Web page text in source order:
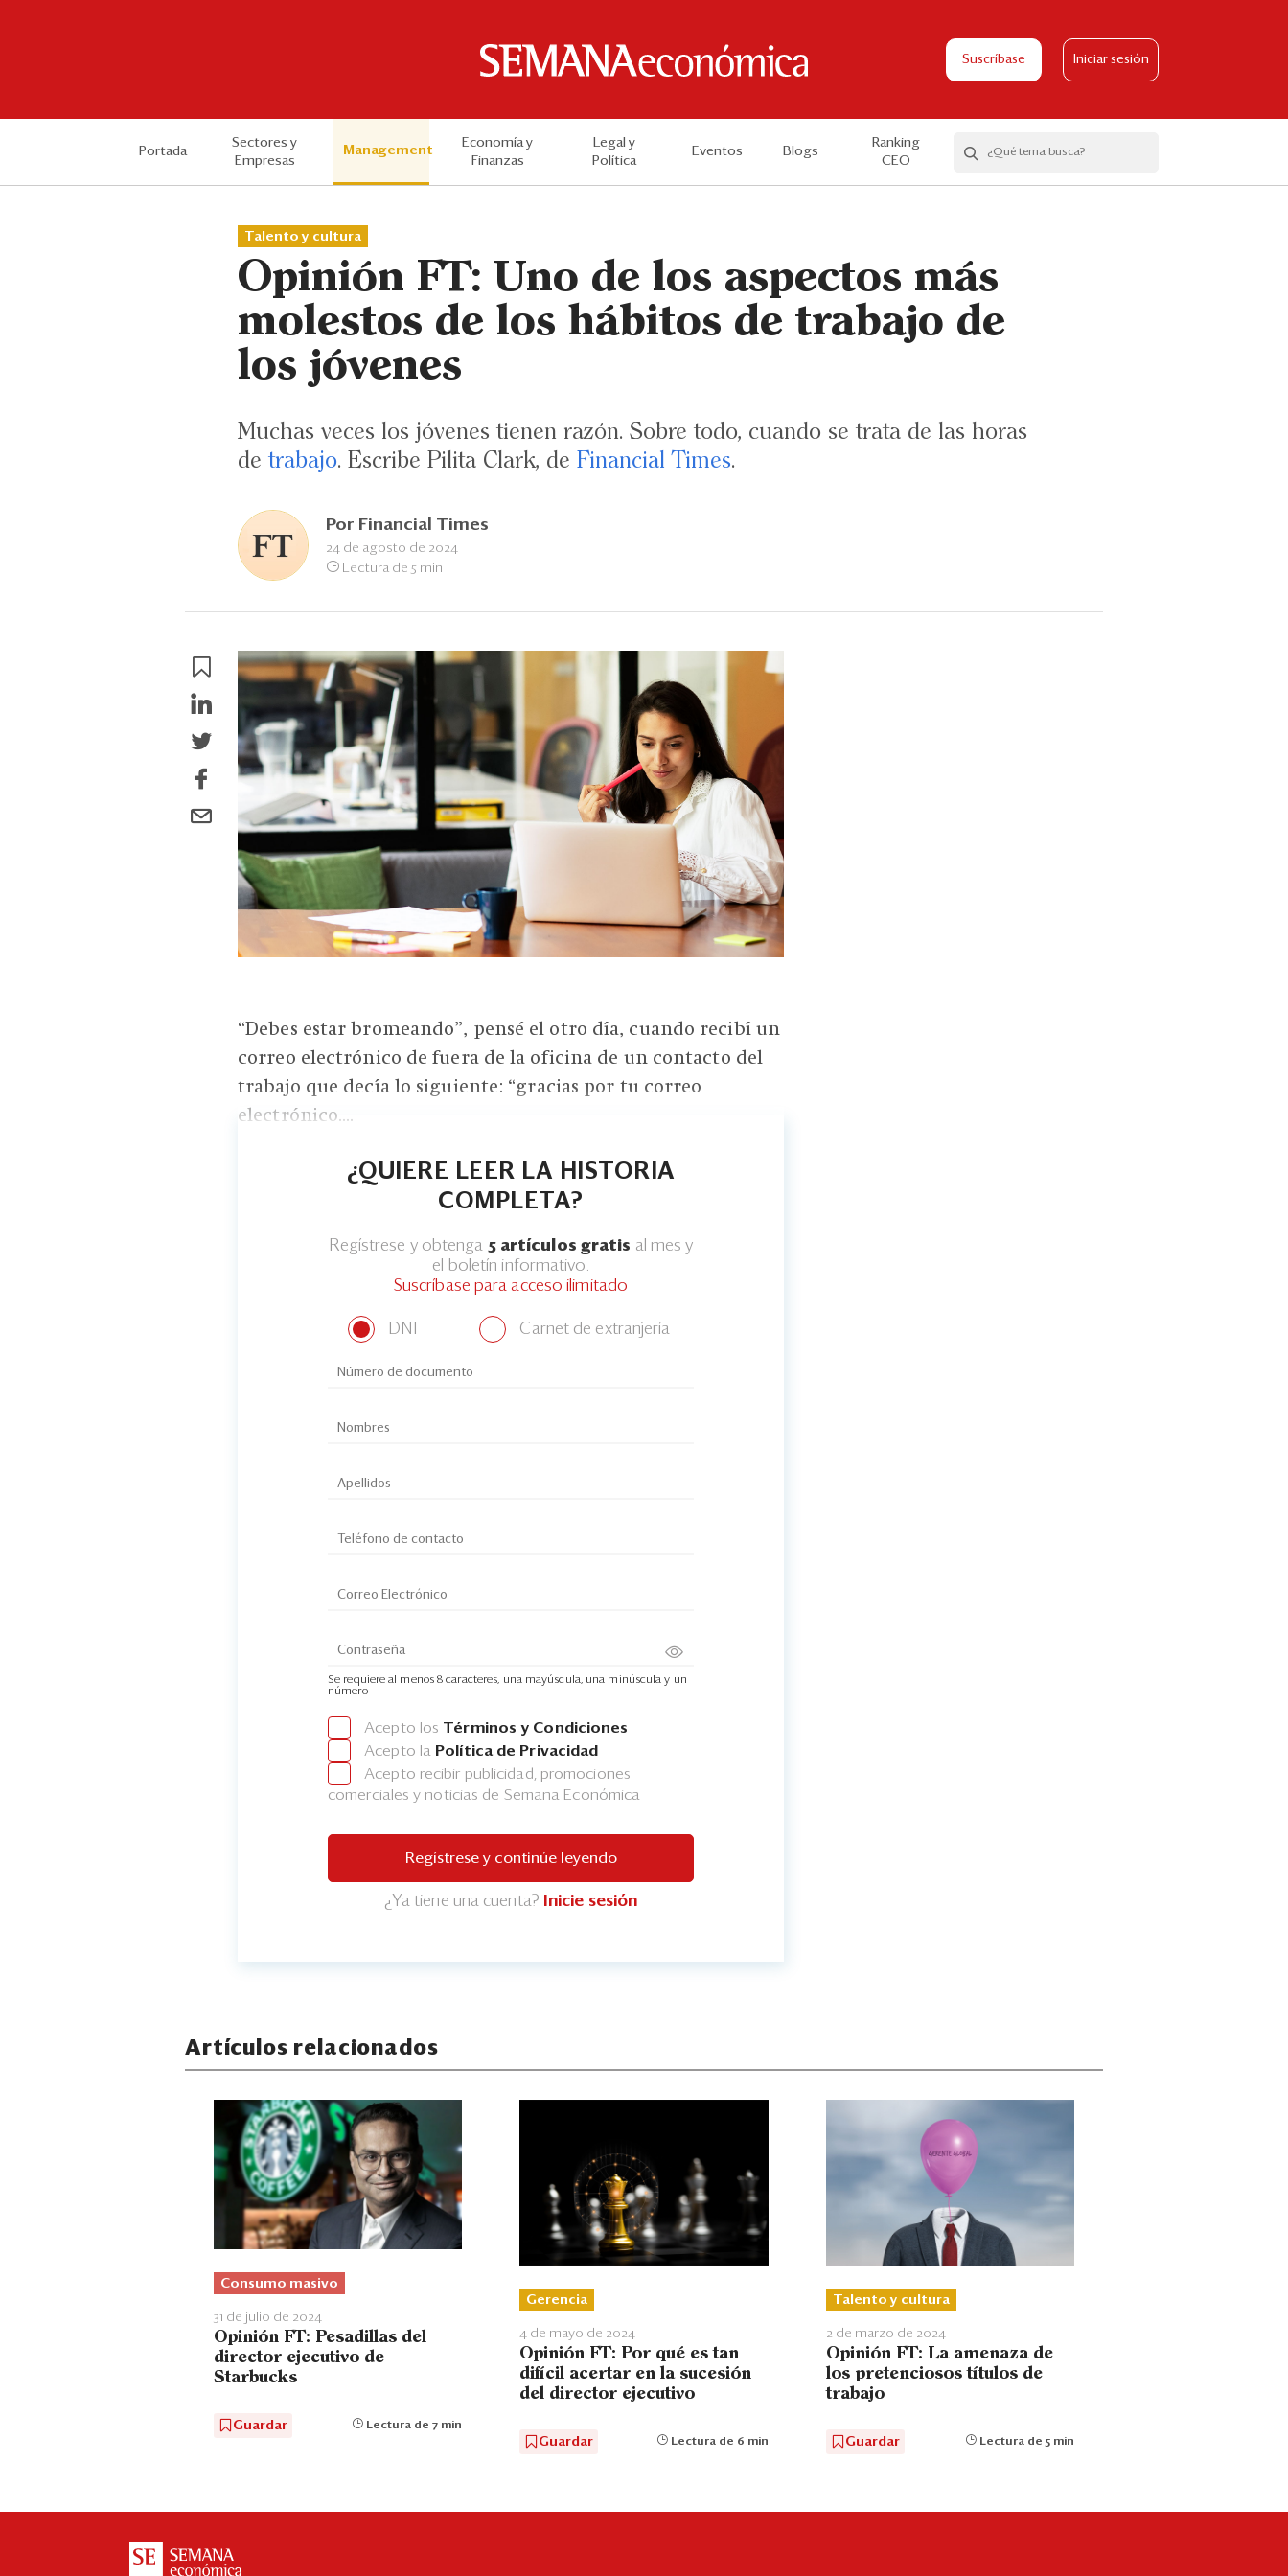
Suscríbase Iniciar sesión
Portada
Sectores y
Empresas
Management
Economía y
Finanzas
Legal y
Política
Eventos Blogs
Ranking
CEO
Talento y cultura
Opinión FT: Uno de los aspectos más
molestos de los hábitos de trabajo de
los jóvenes
Muchas veces los jóvenes tienen razón. Sobre todo, cuando se trata de las horas
de trabajo. Escribe Pilita Clark, de Financial Times.
Por Financial Times
24 de agosto de 2024
Lectura de 5 min
“Debes estar bromeando”, pensé el otro día, cuando recibí un
correo electrónico de fuera de la oficina de un contacto del
trabajo que decía lo siguiente: “gracias por tu correo
electrónico....
¿QUIERE LEER LA HISTORIA
COMPLETA?
Regístrese y obtenga 5 artículos gratis al mes y
el boletín informativo.
Suscríbase para acceso ilimitado
DNI Carnet de extranjería
Se requiere al menos 8 caracteres, una mayúscula, una minúscula y un
número
Acepto los Términos y Condiciones
Acepto la Política de Privacidad
Acepto recibir publicidad, promociones
comerciales y noticias de Semana Económica
Regístrese y continúe leyendo
¿Ya tiene una cuenta? Inicie sesión
Artículos relacionados
Consumo masivo
31 de julio de 2024
Opinión FT: Pesadillas del
director ejecutivo de
Starbucks
Guardar Lectura de 7 min
Gerencia
4 de mayo de 2024
Opinión FT: Por qué es tan
difícil acertar en la sucesión
del director ejecutivo
Guardar Lectura de 6 min
Talento y cultura
2 de marzo de 2024
Opinión FT: La amenaza de
los pretenciosos títulos de
trabajo
Guardar Lectura de 5 min